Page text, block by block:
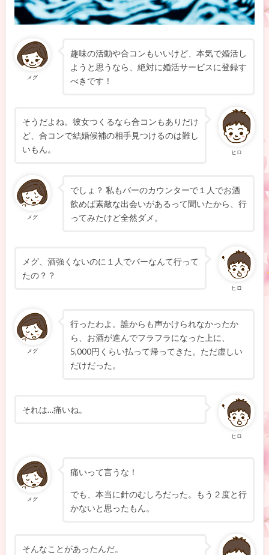
メグ
趣味の活動や合コンもいいけど、本気で婚活し
ようと思うなら、絶対に婚活サービスに登録す
べきです！
ヒロ
そうだよね。彼女つくるなら合コンもありだけ
ど、合コンで結婚候補の相手見つけるのは難し
いもん。
メグ
でしょ？ 私もバーのカウンターで１人でお酒
飲めば素敵な出会いがあるって聞いたから、行
ってみたけど全然ダメ。
ヒロ
メグ、酒強くないのに１人でバーなんて行って
たの？？
メグ
行ったわよ。誰からも声かけられなかったか
ら、お酒が進んでフラフラになった上に、
5,000円くらい払って帰ってきた。ただ虚しい
だけだった。
ヒロ
それは…痛いね。
メグ
痛いって言うな！
でも、本当に針のむしろだった。もう２度と行
かないと思ったもん。
そんなことがあったんだ。